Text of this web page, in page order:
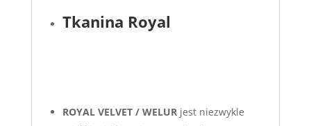
Tkanina Royal
ROYAL VELVET / WELURjest niezwykle